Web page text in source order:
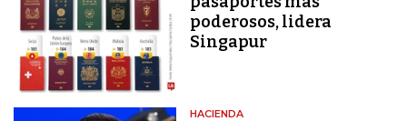
poderosos, lidera
Singapur
HACIENDA